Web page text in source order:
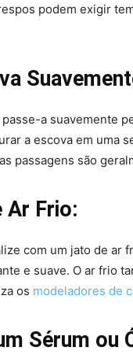
podem exigir
a suavemente
a escova em uma
passagens são
Ar Frio:
com um jato de ar
e suave. O ar frio
os modeladores de
Sérum ou